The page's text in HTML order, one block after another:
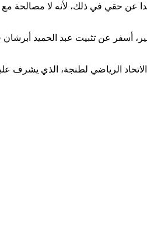
عن حقي في ذلك، لأنه لا مصالحة
أسفر عن تثبيت عبد الحميد